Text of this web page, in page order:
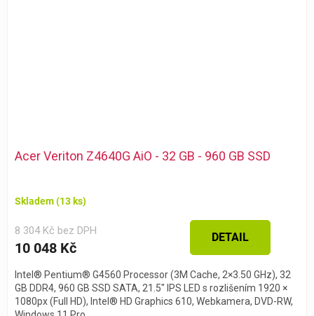
Acer Veriton Z4640G AiO - 32 GB - 960 GB SSD
Skladem(13 ks)
8 304 Kč bez DPH
10 048 Kč
DETAIL
Intel® Pentium® G4560 Processor (3M Cache, 2×3.50 GHz), 32
GB DDR4, 960 GB SSD SATA, 21.5″ IPS LED s rozlišením 1920 ×
1080px (Full HD), Intel® HD Graphics 610, Webkamera, DVD-RW,